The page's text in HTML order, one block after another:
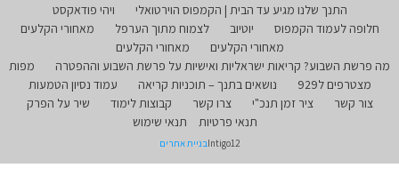
התנך שלנו מגיע עד הבית | הקמפוס הוירטואלי
ויהי פודאקסט
חלופה לעמוד הקמפוס
יוטיוב לצמוח מתוך הערפל
מאחורי הקלעים
מאחורי הקלעים
מאחורי הקלעים
מה פרשת השבוע? קריאות ישראליות ואישיות על פרשת השבוע וההפטרה
מפות
מצטרפים ל929
נושאים בתנך – תוכניות קריאה
עמוד נסיון הטמעות
צור קשר
ציר זמן תנכ"י צרו קשר קבוצות לימוד
שיר על הפרק
תנאי פרטיות
תנאי שימוש
Intigo12בניית אתרים